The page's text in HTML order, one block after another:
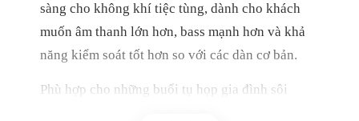
sàng cho không khí tiệc tùng, dành cho khách
muốn âm thanh lớn hơn, bass mạnh hơn và khả
năng kiểm soát tốt hơn so với các dàn cơ bản.
Phù hợp cho những buổi tụ họp gia đình sôi